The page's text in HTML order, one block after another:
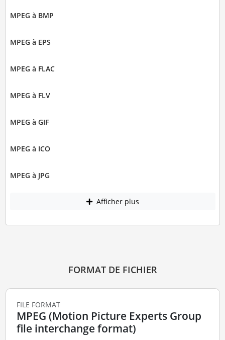
MPEG à BMP
MPEG à EPS
MPEG à FLAC
MPEG à FLV
MPEG à GIF
MPEG à ICO
MPEG à JPG
Afficher plus
FORMAT DE FICHIER
FILE FORMAT
MPEG (Motion Picture Experts Group
file interchange format)